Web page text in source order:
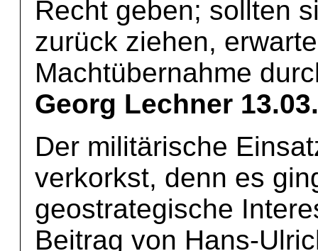
Recht geben; sollten
zurück ziehen,
Machtübernahme
Georg Lechner
Der militärische
verkorkst, denn es
geostrategische
Beitrag von Hans-